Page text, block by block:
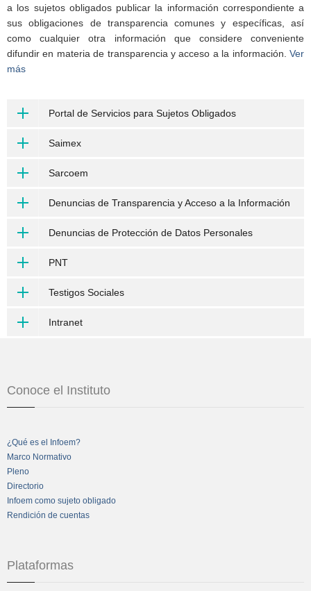
a los sujetos obligados publicar la información correspondiente a
sus obligaciones de transparencia comunes y específicas, así
como cualquier otra información que considere conveniente
difundir en materia de transparencia y acceso a la información. Ver
más
Portal de Servicios para Sujetos Obligados
Saimex
Sarcoem
Denuncias de Transparencia y Acceso a la Información
Denuncias de Protección de Datos Personales
PNT
Testigos Sociales
Intranet
Conoce el Instituto
¿Qué es el Infoem?
Marco Normativo
Pleno
Directorio
Infoem como sujeto obligado
Rendición de cuentas
Plataformas